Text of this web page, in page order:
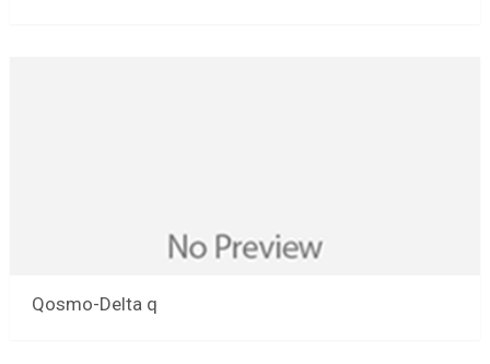
Qosmo-Delta q